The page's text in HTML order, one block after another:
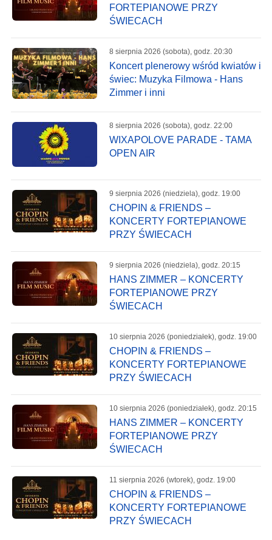
FORTEPIANOWE PRZY
ŚWIECACH
8 sierpnia 2026 (sobota), godz. 20:30
Koncert plenerowy wśród kwiatów i
świec: Muzyka Filmowa - Hans
Zimmer i inni
8 sierpnia 2026 (sobota), godz. 22:00
WIXAPOLOVE PARADE - TAMA
OPEN AIR
9 sierpnia 2026 (niedziela), godz. 19:00
CHOPIN & FRIENDS –
KONCERTY FORTEPIANOWE
PRZY ŚWIECACH
9 sierpnia 2026 (niedziela), godz. 20:15
HANS ZIMMER – KONCERTY
FORTEPIANOWE PRZY
ŚWIECACH
10 sierpnia 2026 (poniedziałek), godz. 19:00
CHOPIN & FRIENDS –
KONCERTY FORTEPIANOWE
PRZY ŚWIECACH
10 sierpnia 2026 (poniedziałek), godz. 20:15
HANS ZIMMER – KONCERTY
FORTEPIANOWE PRZY
ŚWIECACH
11 sierpnia 2026 (wtorek), godz. 19:00
CHOPIN & FRIENDS –
KONCERTY FORTEPIANOWE
PRZY ŚWIECACH